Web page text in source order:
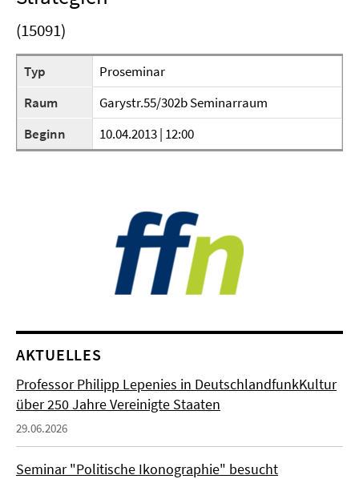
(15091)
Typ
Proseminar
Raum
Garystr.55/302b Seminarraum
Beginn
10.04.2013 | 12:00
AKTUELLES
Professor Philipp Lepenies in DeutschlandfunkKultur
über 250 Jahre Vereinigte Staaten
29.06.2026
Seminar "Politische Ikonographie" besucht